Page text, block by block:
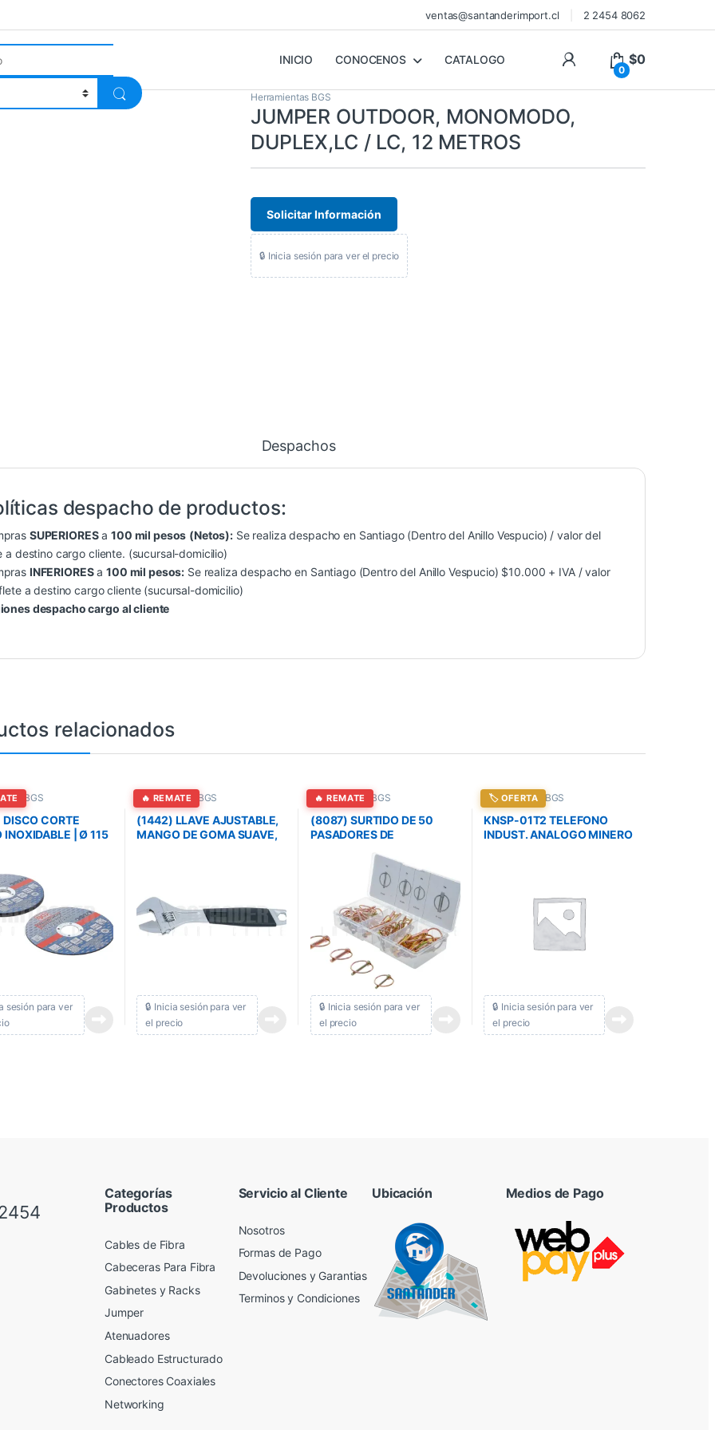
ventas@santanderimport.cl 2 2454 8062
INICIO CONOCENOS CATALOGO
0
$0
Herramientas BGS
JUMPER OUTDOOR, MONOMODO,
DUPLEX,LC / LC, 12 METROS
Solicitar Información
🔒 Inicia sesión para ver el precio
Despachos
despacho de productos:
SUPERIORESa100 mil pesos (Netos): Se realiza despacho en Santiago (Dentro del Anillo Vespucio) / valor del
a destino cargo cliente. (sucursal-domicilio)
INFERIORESa100 mil pesos: Se realiza despacho en Santiago (Dentro del Anillo Vespucio) $10.000 + IVA / valor
a destino cargo cliente (sucursal-domicilio)
despacho cargo al cliente
relacionados
BGS
CORTE
INOXIDABLE | Ø 115
sesión para ver
🔥 REMATE
Herramientas BGS
(1442) LLAVE AJUSTABLE,
MANGO DE GOMA SUAVE,
🔒 Inicia sesión para ver
el precio
🔥 REMATE
Herramientas BGS
(8087) SURTIDO DE 50
PASADORES DE
🔒 Inicia sesión para ver
el precio
🏷️ OFERTA
Herramientas BGS
KNSP-01T2 TELEFONO
INDUST. ANALOGO MINERO
🔒 Inicia sesión para ver
el precio
Categorías
Productos
Cables de Fibra
Cabeceras Para Fibra
Gabinetes y Racks
Jumper
Atenuadores
Cableado Estructurado
Conectores Coaxiales
Networking
Servicio al Cliente
Nosotros
Formas de Pago
Devoluciones y Garantias
Terminos y Condiciones
Ubicación Medios de Pago